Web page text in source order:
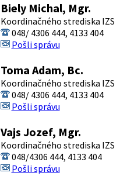
Biely Michal, Mgr.
Koordinačného strediska IZS
048/ 4306 444, 4133 404
Pošli správu
Toma Adam, Bc.
Koordinačného strediska IZS
048/ 4306 444, 4133 404
Pošli správu
Vajs Jozef, Mgr.
Koordinačného strediska IZS
048/4306 444, 4133 404
Pošli správu